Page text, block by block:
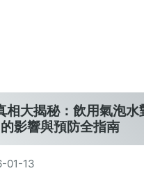
相大揭秘：飲用氣泡水
的影響與預防全指南
01-13